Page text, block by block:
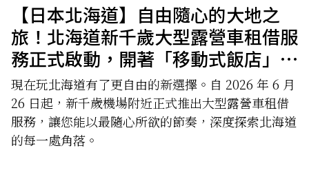
【日本北海道】自由隨心的大地之
旅！北海道新千歲大型露營車租借服
務正式啟動，開著「移動式飯店」暢
遊北國
現在玩北海道有了更自由的新選擇。自 2026 年 6 月
26 日起，新千歲機場附近正式推出大型露營車租借
服務，讓您能以最隨心所欲的節奏，深度探索北海道
的每一處角落。